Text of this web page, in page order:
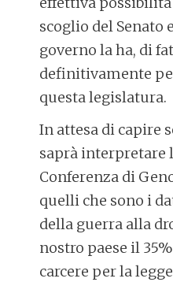
scoglio del Senato
governo la ha, di
definitivamente
questa legislatura.
In attesa di capire
saprà interpretare
Conferenza di
quelli che sono i
della guerra alla
nostro paese il
carcere per la